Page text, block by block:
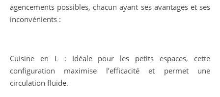
agencements possibles, chacun ayant ses avantages et ses
inconvénients :
Cuisine en L : Idéale pour les petits espaces, cette
configuration maximise l’efficacité et permet une
circulation fluide.